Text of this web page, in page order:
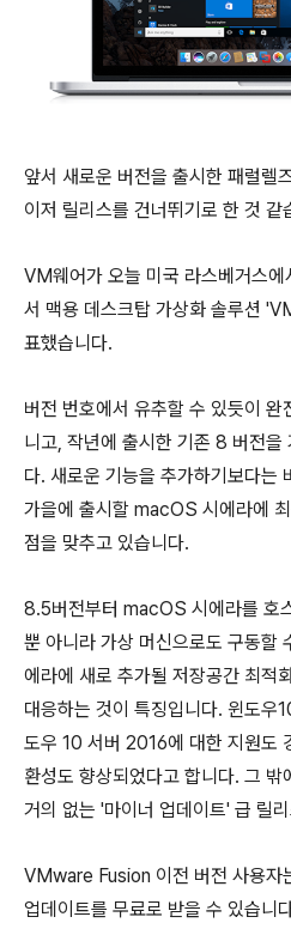
앞서 새로운 버전을 출시한 패럴렐
이저 릴리스를 건너뛰기로 한 것 같
VM웨어가 오늘 미국 라스베거스
서 맥용 데스크탑 가상화 솔루션
표했습니다.
버전 번호에서 유추할 수 있듯이
니고, 작년에 출시한 기존 8 버전을
다. 새로운 기능을 추가하기보다는
가을에 출시할 macOS 시에라에
점을 맞추고 있습니다.
8.5버전부터 macOS 시에라를 호
뿐 아니라 가상 머신으로도 구동할
에라에 새로 추가될 저장공간 최적
대응하는 것이 특징입니다. 윈도우
도우 10 서버 2016에 대한 지원도
환성도 향상되었다고 합니다. 그
거의 없는 '마이너 업데이트' 급 릴
VMware Fusion 이전 버전 사용자
업데이트를 무료로 받을 수 있습